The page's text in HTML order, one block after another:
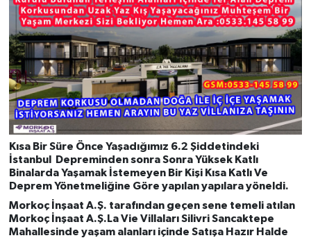
Kısa Bir Süre Önce Yaşadığımız 6.2 Şiddetindeki
İstanbul Depreminden sonra Sonra Yüksek Katlı
Binalarda Yaşamak İstemeyen Bir Kişi Kısa Katlı Ve
Deprem Yönetmeliğine Göre yapılan yapılara yöneldi.
Morkoç İnşaat A.Ş. tarafından geçen sene temeli atılan
Morkoç İnşaat A.Ş.La Vie Villaları Silivri Sancaktepe
Mahallesinde yaşam alanları içinde Satışa Hazır Halde